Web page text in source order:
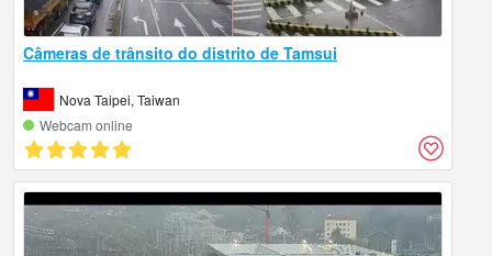
Câmeras de trânsito do distrito de Tamsui
Nova Taipei, Taiwan
Webcam online